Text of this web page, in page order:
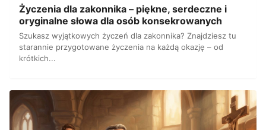
Życzenia dla zakonnika – piękne, serdeczne i
oryginalne słowa dla osób konsekrowanych
Szukasz wyjątkowych życzeń dla zakonnika? Znajdziesz tu
starannie przygotowane życzenia na każdą okazję – od
krótkich...